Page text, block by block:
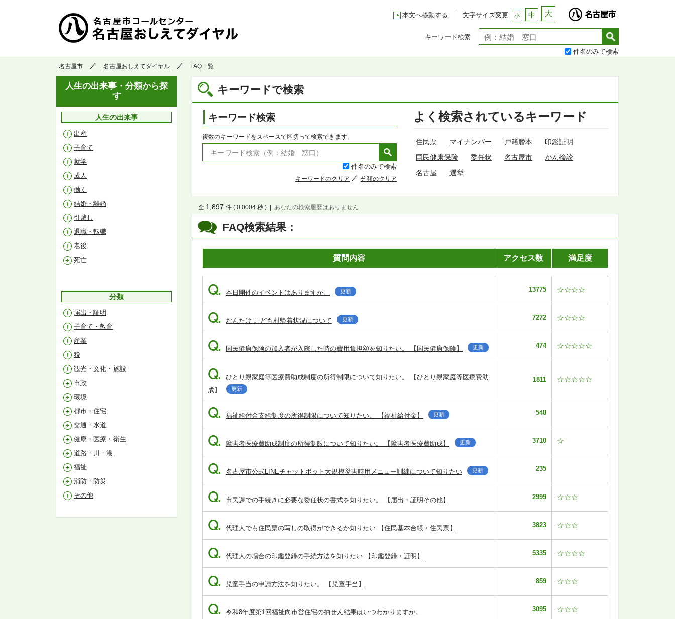
本文へ移動する 文字サイズ変更 小 中 大
キーワード検索
件名のみで検索
名古屋市 名古屋おしえてダイヤル FAQ一覧
キーワードで検索
キーワード検索
複数のキーワードをスペースで区切って検索できます。
件名のみで検索
キーワードのクリア 分類のクリア
よく検索されているキーワード
住民票 マイナンバー 戸籍謄本
印鑑証明
国民健康保険
委任状 名古屋市
がん検診
名古屋
選挙
FAQ検索結果：
全 1,897 件 ( 0.0004 秒 ) あなたの検索履歴はありません
質問内容 アクセス数 満足度
Q. 本日開催のイベントはありますか。 更新 13775 ☆☆☆☆
Q. おんたけ こども村帰着状況について 更新 7272 ☆☆☆☆
Q. 国民健康保険の加入者が入院した時の費用負担額を知りたい。 【国民健康保険】 更新 474 ☆☆☆☆☆
Q.
ひとり親家庭等医療費助成制度の所得制限について知りたい。 【ひとり親家庭等医療費助
成】
更新
1811 ☆☆☆☆☆
Q. 福祉給付金支給制度の所得制限について知りたい。 【福祉給付金】 更新 548
Q. 障害者医療費助成制度の所得制限について知りたい。 【障害者医療費助成】 更新 3710 ☆
Q. 名古屋市公式LINEチャットボット大規模災害時用メニュー訓練について知りたい 更新 235
Q. 市民課での手続きに必要な委任状の書式を知りたい。 【届出・証明その他】 2999 ☆☆☆
Q. 代理人でも住民票の写しの取得ができるか知りたい 【住民基本台帳・住民票】 3823 ☆☆☆
Q. 代理人の場合の印鑑登録の手続方法を知りたい 【印鑑登録・証明】 5335 ☆☆☆☆
Q. 児童手当の申請方法を知りたい。 【児童手当】 859 ☆☆☆
Q. 令和8年度第1回福祉向市営住宅の抽せん結果はいつわかりますか。 3095 ☆☆☆
人生の出来事・分類から探
す
人生の出来事
出産
子育て
就学
成人
働く
結婚・離婚
引越し
退職・転職
老後
死亡
分類
届出・証明
子育て・教育
産業
税
観光・文化・施設
市政
環境
都市・住宅
交通・水道
健康・医療・衛生
道路・川・港
福祉
消防・防災
その他